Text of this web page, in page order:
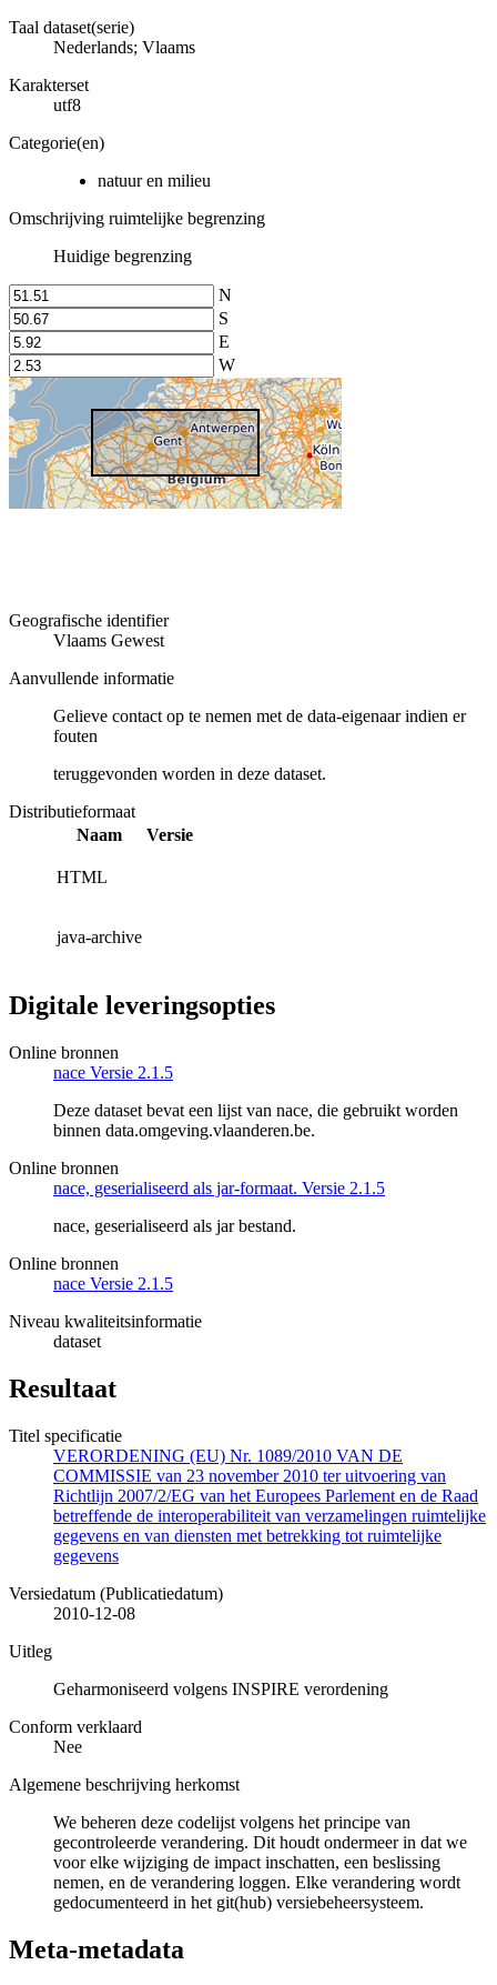
Taal dataset(serie)
Nederlands; Vlaams
Karakterset
utf8
Categorie(en)
natuur en milieu
Omschrijving ruimtelijke begrenzing
Huidige begrenzing
N
S
E
W
Geografische identifier
Vlaams Gewest
Aanvullende informatie
Gelieve contact op te nemen met de data-eigenaar indien er
fouten
teruggevonden worden in deze dataset.
Distributieformaat
Naam
Versie
HTML
java-archive
Digitale leveringsopties
Online bronnen
nace Versie 2.1.5
Deze dataset bevat een lijst van nace, die gebruikt worden
binnen data.omgeving.vlaanderen.be.
Online bronnen
nace, geserialiseerd als jar-formaat. Versie 2.1.5
nace, geserialiseerd als jar bestand.
Online bronnen
nace Versie 2.1.5
Niveau kwaliteitsinformatie
dataset
Resultaat
Titel specificatie
VERORDENING (EU) Nr. 1089/2010 VAN DE
COMMISSIE van 23 november 2010 ter uitvoering van
Richtlijn 2007/2/EG van het Europees Parlement en de Raad
betreffende de interoperabiliteit van verzamelingen ruimtelijke
gegevens en van diensten met betrekking tot ruimtelijke
gegevens
Versiedatum (Publicatiedatum)
2010-12-08
Uitleg
Geharmoniseerd volgens INSPIRE verordening
Conform verklaard
Nee
Algemene beschrijving herkomst
We beheren deze codelijst volgens het principe van
gecontroleerde verandering. Dit houdt ondermeer in dat we
voor elke wijziging de impact inschatten, een beslissing
nemen, en de verandering loggen. Elke verandering wordt
gedocumenteerd in het git(hub) versiebeheersysteem.
Meta-metadata